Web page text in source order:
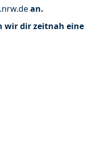
an.
wir dir zeitnah eine